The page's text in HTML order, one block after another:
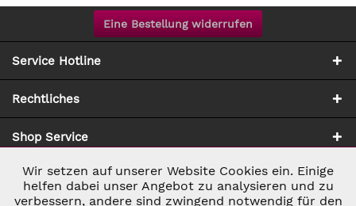
Eine Bestellung widerrufen
Service Hotline
Rechtliches
Shop Service
Zahlung & Versand
Notwendig Aktiv
Wir setzen auf unserer Website Cookies ein. Einige
helfen dabei unser Angebot zu analysieren und zu
verbessern, andere sind zwingend notwendig für den